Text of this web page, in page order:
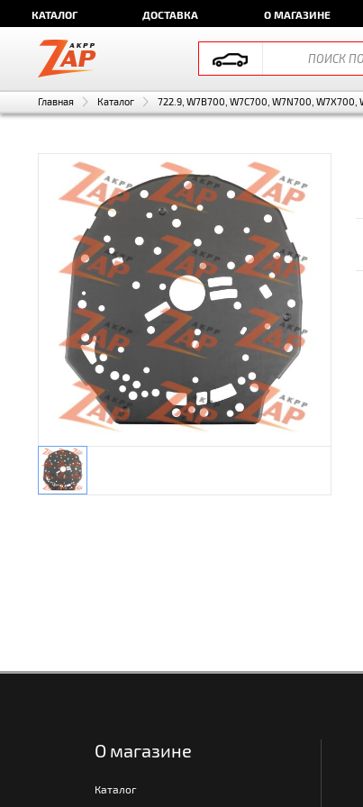
КАТАЛОГ ДОСТАВКА О МАГАЗИНЕ
Главная Каталог 722.9, W7B700, W7C700, W7N700, W7X700,
О магазине
Каталог